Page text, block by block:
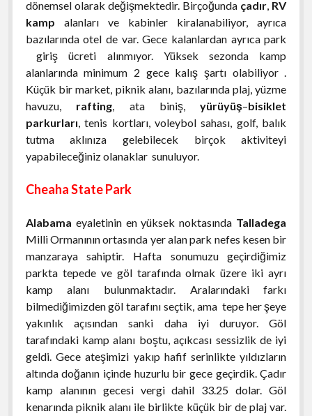
Destin Gezisi
Everglades National Park Gezisi
Fort Lauderdale Gezi Rehberi
Fort Myers Gezisi
Key West Gezi Rehberi
Miami Gezi ve Seyahat Rehberi
Panama City Beach Gezi Notları
Saint Augustine Gezi Notları
Sanibel Island Gezisi
2014 Cherohala Skyway Gezisi
Asheville Gezi Notları
Cherokee Gezisi
Highlands Gezi Rehberi
Raleigh-Durham-Chapel Hill Gezisi
Las Vegas Gezi Rehberi
NEW JERSEY menüyü
aç
New Jersey Gezi ve Yaşam Rehberi
NEW YORK
menüyü
aç
New York City Gezi Rehberi
Niagara Şelaleleri (Niagara Falls)
S. CAROLİNA menüyü
aç
Charleston Gezi Notları
Greenville Gezisi
Hilton Head Island
TENNESSEE menüyü
2013 Deals Gap Gezisi
2014 Memphis Gezisi
Chattanooga Gezisi
Gatlinburg Gezisi
Nashville Gezisi
Memphis Gezi Rehberi
TEXAS menüyü
aç
Austin Gezisi
Dallas Gezisi
Houston Gezi Notları
WASHINGTON menüyü
Seattle Gezi Rehberi
WASHINGTON DC menüyü
Washington DC Gezi Rehberi
Playa del Carmen
Puebla
Queretaro
San Blas
San Cristobal de las Casas
Tequila
Pok-A-Tok
Atina Akropolisi
Akropolis Müzesi
Elafonisos Adası
Epidavros Gezisi
Monemvasia Gezisi
Nafplio Gezisi
Edessa
Evia Adası
Ioannina (Yanya)
Kastoria
Meteora Gezisi
Parga
Selanik
Yunanistan Yaşam
Yunanistan Motosiklet Rotaları
Yunanistan Türkiye Araçla Feribot Geçişi
dönemsel olarak değişmektedir. Birçoğunda çadır, RV
kamp alanları ve kabinler kiralanabiliyor, ayrıca
bazılarında otel de var. Gece kalanlardan ayrıca park
giriş ücreti alınmıyor. Yüksek sezonda kamp
alanlarında minimum 2 gece kalış şartı olabiliyor .
Küçük bir market, piknik alanı, bazılarında plaj, yüzme
havuzu, rafting, ata biniş,yürüyüş–bisiklet
parkurları, tenis kortları, voleybol sahası, golf, balık
tutma aklınıza gelebilecek birçok aktiviteyi
yapabileceğiniz olanaklar sunuluyor.
Cheaha State Park
Alabama eyaletinin en yüksek noktasında Talladega
Milli Ormanının ortasında yer alan park nefes kesen bir
manzaraya sahiptir. Hafta sonumuzu geçirdiğimiz
parkta tepede ve göl tarafında olmak üzere iki ayrı
kamp alanı bulunmaktadır. Aralarındaki farkı
bilmediğimizden göl tarafını seçtik, ama tepe her şeye
yakınlık açısından sanki daha iyi duruyor. Göl
tarafındaki kamp alanı boştu, açıkcası sessizlik de iyi
geldi. Gece ateşimizi yakıp hafif serinlikte yıldızların
altında doğanın içinde huzurlu bir gece geçirdik. Çadır
kamp alanının gecesi vergi dahil 33.25 dolar. Göl
kenarında piknik alanı ile birlikte küçük bir de plaj var.